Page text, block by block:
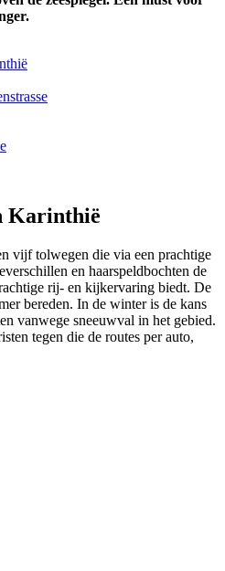
Karinthië
vijf tolwegen die via een prachtige
en haarspeldbochten de
rij- en kijkervaring biedt. De
bereden. In de winter is de kans
vanwege sneeuwval in het gebied.
tegen die de routes per auto,